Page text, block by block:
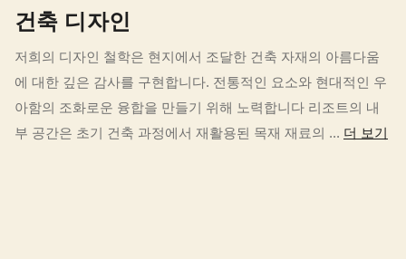
건축 디자인
저희의 디자인 철학은 현지에서 조달한 건축 자재의 아름다움
에 대한 깊은 감사를 구현합니다. 전통적인 요소와 현대적인 우
아함의 조화로운 융합을 만들기 위해 노력합니다 리조트의 내
부 공간은 초기 건축 과정에서 재활용된 목재 재료의 ... 더 보기